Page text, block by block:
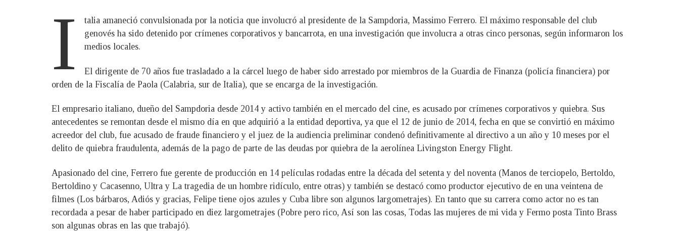
I
talia amaneció convulsionada por la noticia que involucró al presidente de la Sampdoria, Massimo Ferrero. El máximo responsable del club
genovés ha sido detenido por crímenes corporativos y bancarrota, en una investigación que involucra a otras cinco personas, según informaron los
medios locales.
El dirigente de 70 años fue trasladado a la cárcel luego de haber sido arrestado por miembros de la Guardia de Finanza (policía financiera) por
orden de la Fiscalía de Paola (Calabria, sur de Italia), que se encarga de la investigación.
El empresario italiano, dueño del Sampdoria desde 2014 y activo también en el mercado del cine, es acusado por crímenes corporativos y quiebra. Sus
antecedentes se remontan desde el mismo día en que adquirió a la entidad deportiva, ya que el 12 de junio de 2014, fecha en que se convirtió en máximo
acreedor del club, fue acusado de fraude financiero y el juez de la audiencia preliminar condenó definitivamente al directivo a un año y 10 meses por el
delito de quiebra fraudulenta, además de la pago de parte de las deudas por quiebra de la aerolínea Livingston Energy Flight.
Apasionado del cine, Ferrero fue gerente de producción en 14 películas rodadas entre la década del setenta y del noventa (Manos de terciopelo, Bertoldo,
Bertoldino y Cacasenno, Ultra y La tragedia de un hombre ridículo, entre otras) y también se destacó como productor ejecutivo de en una veintena de
filmes (Los bárbaros, Adiós y gracias, Felipe tiene ojos azules y Cuba libre son algunos largometrajes). En tanto que su carrera como actor no es tan
recordada a pesar de haber participado en diez largometrajes (Pobre pero rico, Así son las cosas, Todas las mujeres de mi vida y Fermo posta Tinto Brass
son algunas obras en las que trabajó).